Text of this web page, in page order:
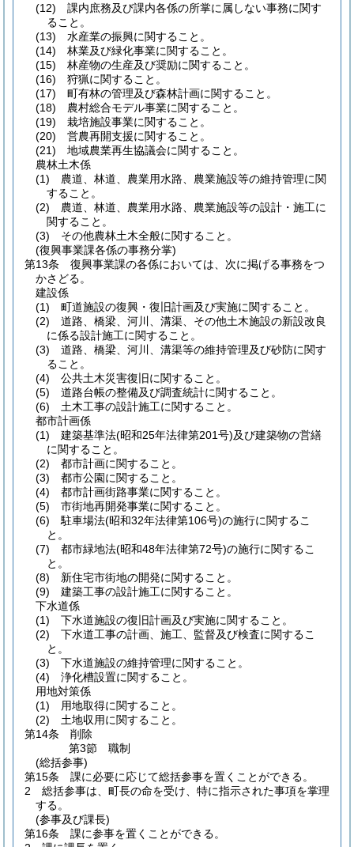
(12) 課内庶務及び課内各係の所掌に属しない事務に関す
ること。
(13) 水産業の振興に関すること。
(14) 林業及び緑化事業に関すること。
(15) 林産物の生産及び奨励に関すること。
(16) 狩猟に関すること。
(17) 町有林の管理及び森林計画に関すること。
(18) 農村総合モデル事業に関すること。
(19) 栽培施設事業に関すること。
(20) 営農再開支援に関すること。
(21) 地域農業再生協議会に関すること。
農林土木係
(1) 農道、林道、農業用水路、農業施設等の維持管理に関
すること。
(2) 農道、林道、農業用水路、農業施設等の設計・施工に
関すること。
(3) その他農林土木全般に関すること。
(復興事業課各係の事務分掌)
第13条
復興事業課の各係においては、次に掲げる事務をつ
かさどる。
建設係
(1) 町道施設の復興・復旧計画及び実施に関すること。
(2) 道路、橋梁、河川、溝渠、その他土木施設の新設改良
に係る設計施工に関すること。
(3) 道路、橋梁、河川、溝渠等の維持管理及び砂防に関す
ること。
(4) 公共土木災害復旧に関すること。
(5) 道路台帳の整備及び調査統計に関すること。
(6) 土木工事の設計施工に関すること。
都市計画係
(1) 建築基準法(昭和25年法律第201号)及び建築物の営繕
に関すること。
(2) 都市計画に関すること。
(3) 都市公園に関すること。
(4) 都市計画街路事業に関すること。
(5) 市街地再開発事業に関すること。
(6) 駐車場法(昭和32年法律第106号)の施行に関するこ
と。
(7) 都市緑地法(昭和48年法律第72号)の施行に関するこ
と。
(8) 新住宅市街地の開発に関すること。
(9) 建築工事の設計施工に関すること。
下水道係
(1) 下水道施設の復旧計画及び実施に関すること。
(2) 下水道工事の計画、施工、監督及び検査に関するこ
と。
(3) 下水道施設の維持管理に関すること。
(4) 浄化槽設置に関すること。
用地対策係
(1) 用地取得に関すること。
(2) 土地収用に関すること。
第14条
削除
第3節
職制
(総括参事)
第15条
課に必要に応じて総括参事を置くことができる。
2
総括参事は、町長の命を受け、特に指示された事項を掌理
する。
(参事及び課長)
第16条
課に参事を置くことができる。